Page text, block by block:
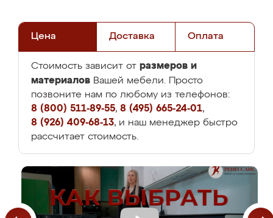
Цена Доставка Оплата
Стоимость зависит от размеров и
материалов Вашей мебели. Просто
позвоните нам по любому из телефонов:
8 (800) 511-89-55, 8 (495) 665-24-01,
8 (926) 409-68-13, и наш менеджер быстро
рассчитает стоимость.